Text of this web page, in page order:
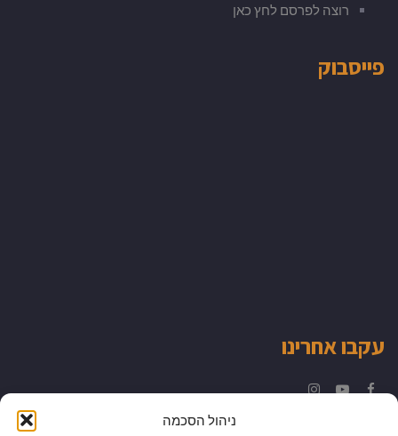
ניהול הסכמה
רוצה לפרסם לחץ כאן
פייסבוק
עקבו אחרינו